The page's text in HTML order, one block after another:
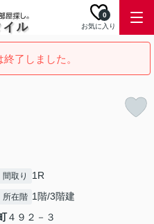
お気に入り
0
了しました。
間取り 1R
所在階 1階/3階建
４９２－３